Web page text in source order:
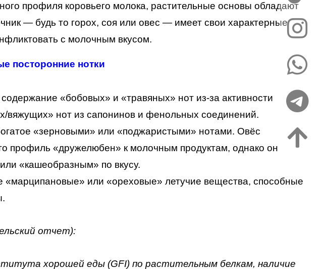
профиля коровьего молока, растительные основы обладают
— будь то горох, соя или овес — имеет свои характерные
с молочным вкусом.
посторонние нотки
«бобовых» и «травяных» нот из-за активности
вяжущих» нот из сапонинов и фенольных соединений.
«зерновыми» или «поджаристыми» нотами. Овёс
профиль «дружелюбен» к молочным продуктам, однако он
«кашеобразным» по вкусу.
«марципановые» или «ореховые» летучие вещества, способные
отчет):
хорошей еды (GFI) по растительным белкам, наличие